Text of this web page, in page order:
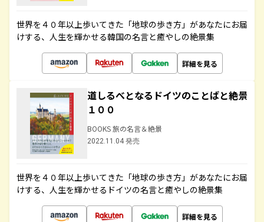
世界を４０年以上歩いてきた「地球の歩き方」があなたにお届
けする、人生を輝かせる韓国の名言と癒やしの絶景集
詳細を見る
道しるべとなるドイツのことばと絶景
１００
BOOKS 旅の名言＆絶景
2022.11.04 発売
世界を４０年以上歩いてきた「地球の歩き方」があなたにお届
けする、人生を輝かせるドイツの名言と癒やしの絶景集
詳細を見る